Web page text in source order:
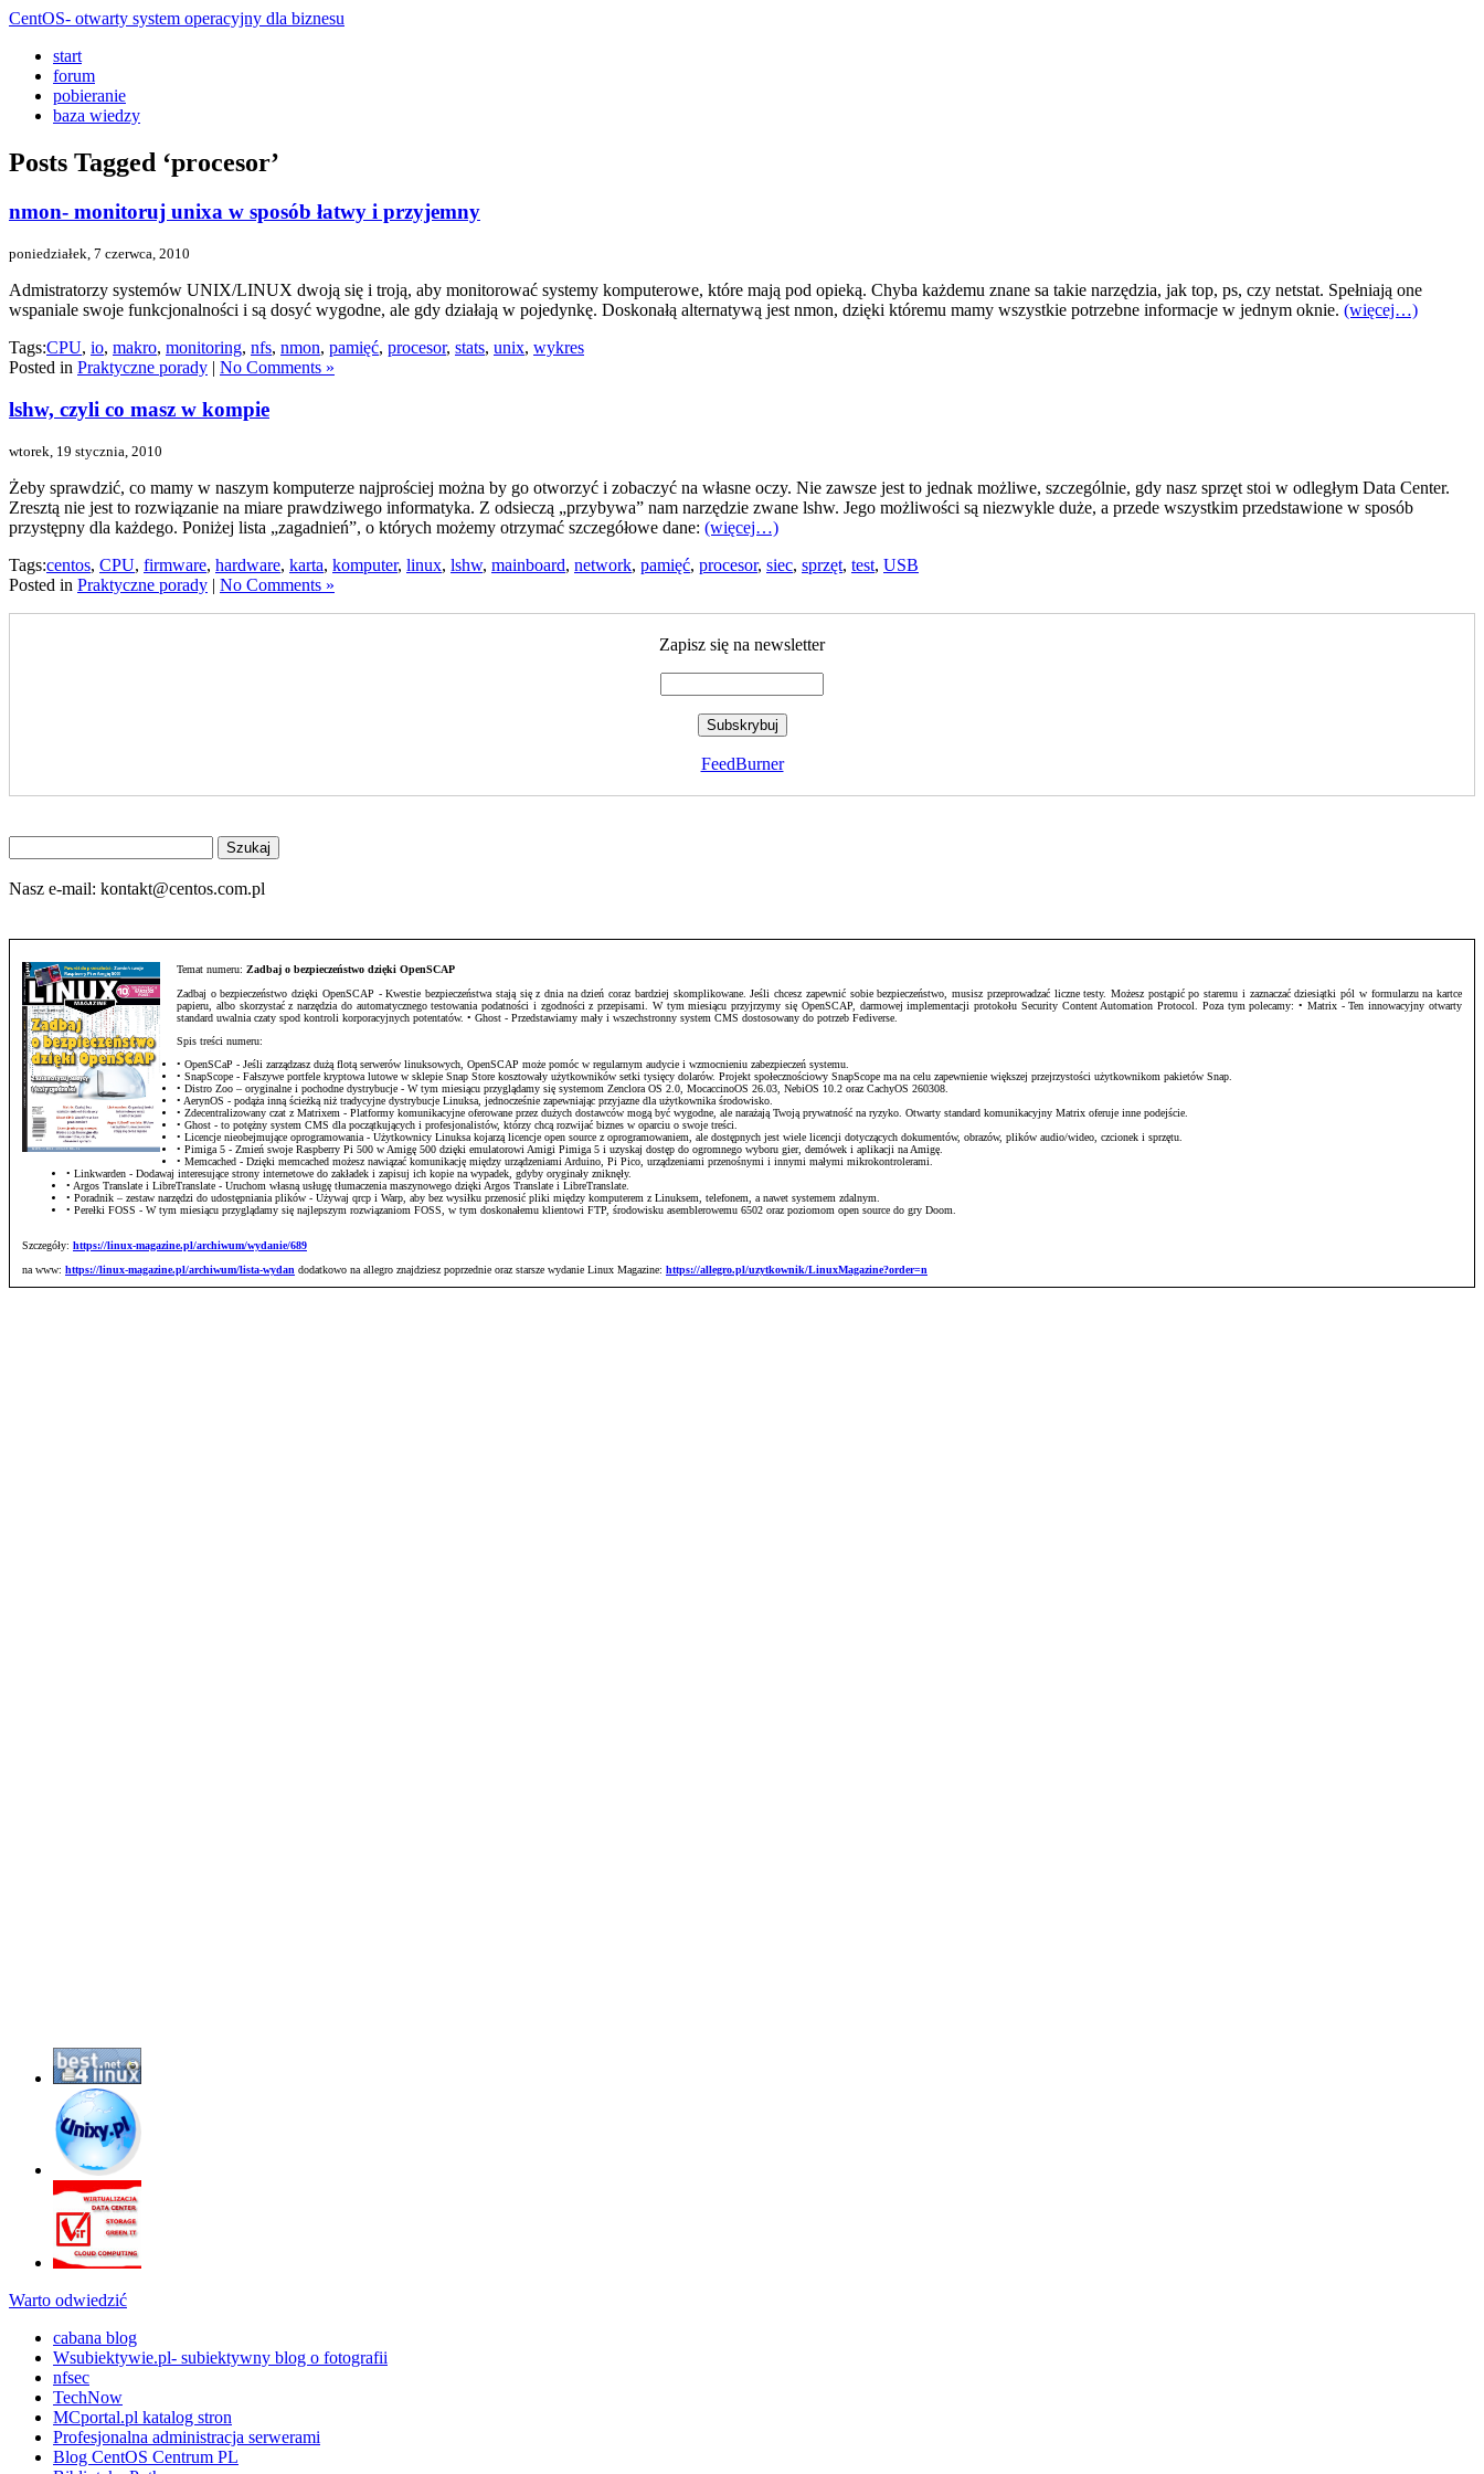
CentOS- otwarty system operacyjny dla biznesu
start
forum
pobieranie
baza wiedzy
Posts Tagged ‘procesor’
nmon- monitoruj unixa w sposób łatwy i przyjemny
poniedziałek, 7 czerwca, 2010
Admistratorzy systemów UNIX/LINUX dwoją się i troją, aby monitorować systemy komputerowe, które mają pod opieką. Chyba każdemu znane sa takie narzędzia, jak top, ps, czy netstat. Spełniają one
wspaniale swoje funkcjonalności i są dosyć wygodne, ale gdy działają w pojedynkę. Doskonałą alternatywą jest nmon, dzięki któremu mamy wszystkie potrzebne informacje w jednym oknie. (więcej…)
Tags:CPU, io, makro, monitoring, nfs, nmon, pamięć, procesor, stats, unix, wykres
Posted in Praktyczne porady | No Comments »
lshw, czyli co masz w kompie
wtorek, 19 stycznia, 2010
Żeby sprawdzić, co mamy w naszym komputerze najprościej można by go otworzyć i zobaczyć na własne oczy. Nie zawsze jest to jednak możliwe, szczególnie, gdy nasz sprzęt stoi w odległym Data Center.
Zresztą nie jest to rozwiązanie na miare prawdziwego informatyka. Z odsieczą „przybywa” nam narzędzie zwane lshw. Jego możliwości są niezwykle duże, a przede wszystkim przedstawione w sposób
przystępny dla każdego. Poniżej lista „zagadnień”, o których możemy otrzymać szczegółowe dane: (więcej…)
Tags:centos, CPU, firmware, hardware, karta, komputer, linux, lshw, mainboard, network, pamięć, procesor, siec, sprzęt, test, USB
Posted in Praktyczne porady | No Comments »
Zapisz się na newsletter
FeedBurner
na
stronie
Nasz e-mail: kontakt@centos.com.pl
Temat numeru: Zadbaj o bezpieczeństwo dzięki OpenSCAP
Zadbaj o bezpieczeństwo dzięki OpenSCAP - Kwestie bezpieczeństwa stają się z dnia na dzień coraz bardziej skomplikowane. Jeśli chcesz zapewnić sobie bezpieczeństwo, musisz przeprowadzać liczne testy. Możesz postąpić po staremu i zaznaczać dziesiątki pól w formularzu na kartce
papieru, albo skorzystać z narzędzia do automatycznego testowania podatności i zgodności z przepisami. W tym miesiącu przyjrzymy się OpenSCAP, darmowej implementacji protokołu Security Content Automation Protocol. Poza tym polecamy: • Matrix - Ten innowacyjny otwarty
standard uwalnia czaty spod kontroli korporacyjnych potentatów. • Ghost - Przedstawiamy mały i wszechstronny system CMS dostosowany do potrzeb Fediverse.
Spis treści numeru:
• OpenSCaP - Jeśli zarządzasz dużą flotą serwerów linuksowych, OpenSCAP może pomóc w regularnym audycie i wzmocnieniu zabezpieczeń systemu.
• SnapScope - Fałszywe portfele kryptowa lutowe w sklepie Snap Store kosztowały użytkowników setki tysięcy dolarów. Projekt społecznościowy SnapScope ma na celu zapewnienie większej przejrzystości użytkownikom pakietów Snap.
• Distro Zoo – oryginalne i pochodne dystrybucje - W tym miesiącu przyglądamy się systemom Zenclora OS 2.0, MocaccinoOS 26.03, NebiOS 10.2 oraz CachyOS 260308.
• AerynOS - podąża inną ścieżką niż tradycyjne dystrybucje Linuksa, jednocześnie zapewniając przyjazne dla użytkownika środowisko.
• Zdecentralizowany czat z Matrixem - Platformy komunikacyjne oferowane przez dużych dostawców mogą być wygodne, ale narażają Twoją prywatność na ryzyko. Otwarty standard komunikacyjny Matrix oferuje inne podejście.
• Ghost - to potężny system CMS dla początkujących i profesjonalistów, którzy chcą rozwijać biznes w oparciu o swoje treści.
• Licencje nieobejmujące oprogramowania - Użytkownicy Linuksa kojarzą licencje open source z oprogramowaniem, ale dostępnych jest wiele licencji dotyczących dokumentów, obrazów, plików audio/wideo, czcionek i sprzętu.
• Pimiga 5 - Zmień swoje Raspberry Pi 500 w Amigę 500 dzięki emulatorowi Amigi Pimiga 5 i uzyskaj dostęp do ogromnego wyboru gier, demówek i aplikacji na Amigę.
• Memcached - Dzięki memcached możesz nawiązać komunikację między urządzeniami Arduino, Pi Pico, urządzeniami przenośnymi i innymi małymi mikrokontrolerami.
• Linkwarden - Dodawaj interesujące strony internetowe do zakładek i zapisuj ich kopie na wypadek, gdyby oryginały zniknęły.
• Argos Translate i LibreTranslate - Uruchom własną usługę tłumaczenia maszynowego dzięki Argos Translate i LibreTranslate.
• Poradnik – zestaw narzędzi do udostępniania plików - Używaj qrcp i Warp, aby bez wysiłku przenosić pliki między komputerem z Linuksem, telefonem, a nawet systemem zdalnym.
• Perełki FOSS - W tym miesiącu przyglądamy się najlepszym rozwiązaniom FOSS, w tym doskonałemu klientowi FTP, środowisku asemblerowemu 6502 oraz poziomom open source do gry Doom.
Szczegóły: https://linux-magazine.pl/archiwum/wydanie/689
na www: https://linux-magazine.pl/archiwum/lista-wydan dodatkowo na allegro znajdziesz poprzednie oraz starsze wydanie Linux Magazine: https://allegro.pl/uzytkownik/LinuxMagazine?order=n
Warto odwiedzić
cabana blog
Wsubiektywie.pl- subiektywny blog o fotografii
nfsec
TechNow
MCportal.pl katalog stron
Profesjonalna administracja serwerami
Blog CentOS Centrum PL